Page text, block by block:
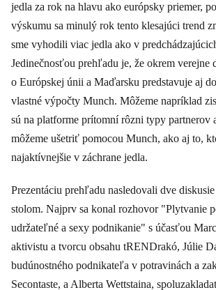
jedla za rok na hlavu ako európsky priemer,
výskumu sa minulý rok tento klesajúci trend
sme vyhodili viac jedla ako v
Jedinečnosťou prehľadu je, že okrem verejne
o Európskej únii a Maďarsku predstavuje aj
vlastné výpočty Munch. Môžeme napríklad
sú na platforme prítomní rôzni typy partnerov
môžeme ušetriť pomocou Munch, ako aj to,
najaktívnejšie v záchrane jedla.
Prezentáciu prehľadu nasledovali dve
stolom. Najprv sa konal rozhovor "Plytvanie
udržateľné a sexy podnikanie" s účasťou
aktivistu a tvorcu obsahu tRENDrakó, Júlie
budúnostného podnikateľa v potravinách a
Secontaste, a Alberta Wettstaina,